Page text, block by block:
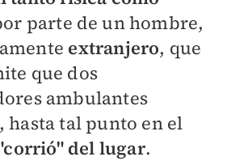
parte de un hombre,
extranjero, que
que dos
ambulantes
hasta tal punto en el
del lugar.